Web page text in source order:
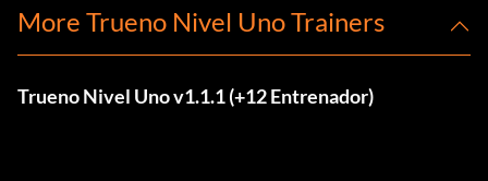
More Trueno Nivel Uno Trainers
Trueno Nivel Uno v1.1.1 (+12 Entrenador)